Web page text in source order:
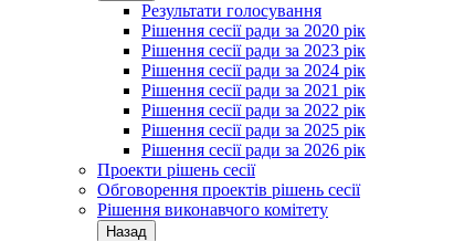
Результати голосування
Рішення сесії ради за 2020 рік
Рішення сесії ради за 2023 рік
Рішення сесії ради за 2024 рік
Рішення сесії ради за 2021 рік
Рішення сесії ради за 2022 рік
Рішення сесії ради за 2025 рік
Рішення сесії ради за 2026 рік
Проекти рішень сесії
Обговорення проектів рішень сесії
Рішення виконавчого комітету
Назад